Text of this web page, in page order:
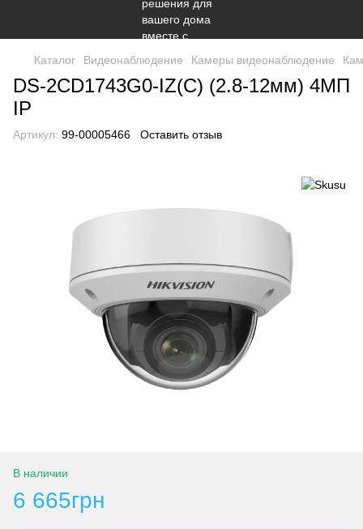
Каталог Видеонаблюдение Камеры видеонаблюдение
DS-2CD1743G0-IZ(C) (2.8-12мм) 4МП
IP
Артикул: 99-00005466 Оставить отзыв
В наличии
6 665грн